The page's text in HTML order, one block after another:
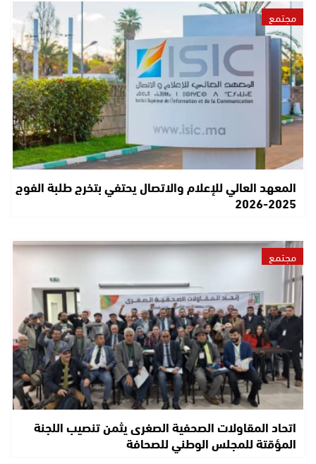
مجتمع
المعهد العالي للإعلام والاتصال يحتفي بتخرج طلبة الفوج
2025-2026
مجتمع
اتحاد المقاولات الصحفية الصغرى يثمن تنصيب اللجنة
المؤقتة للمجلس الوطني للصحافة